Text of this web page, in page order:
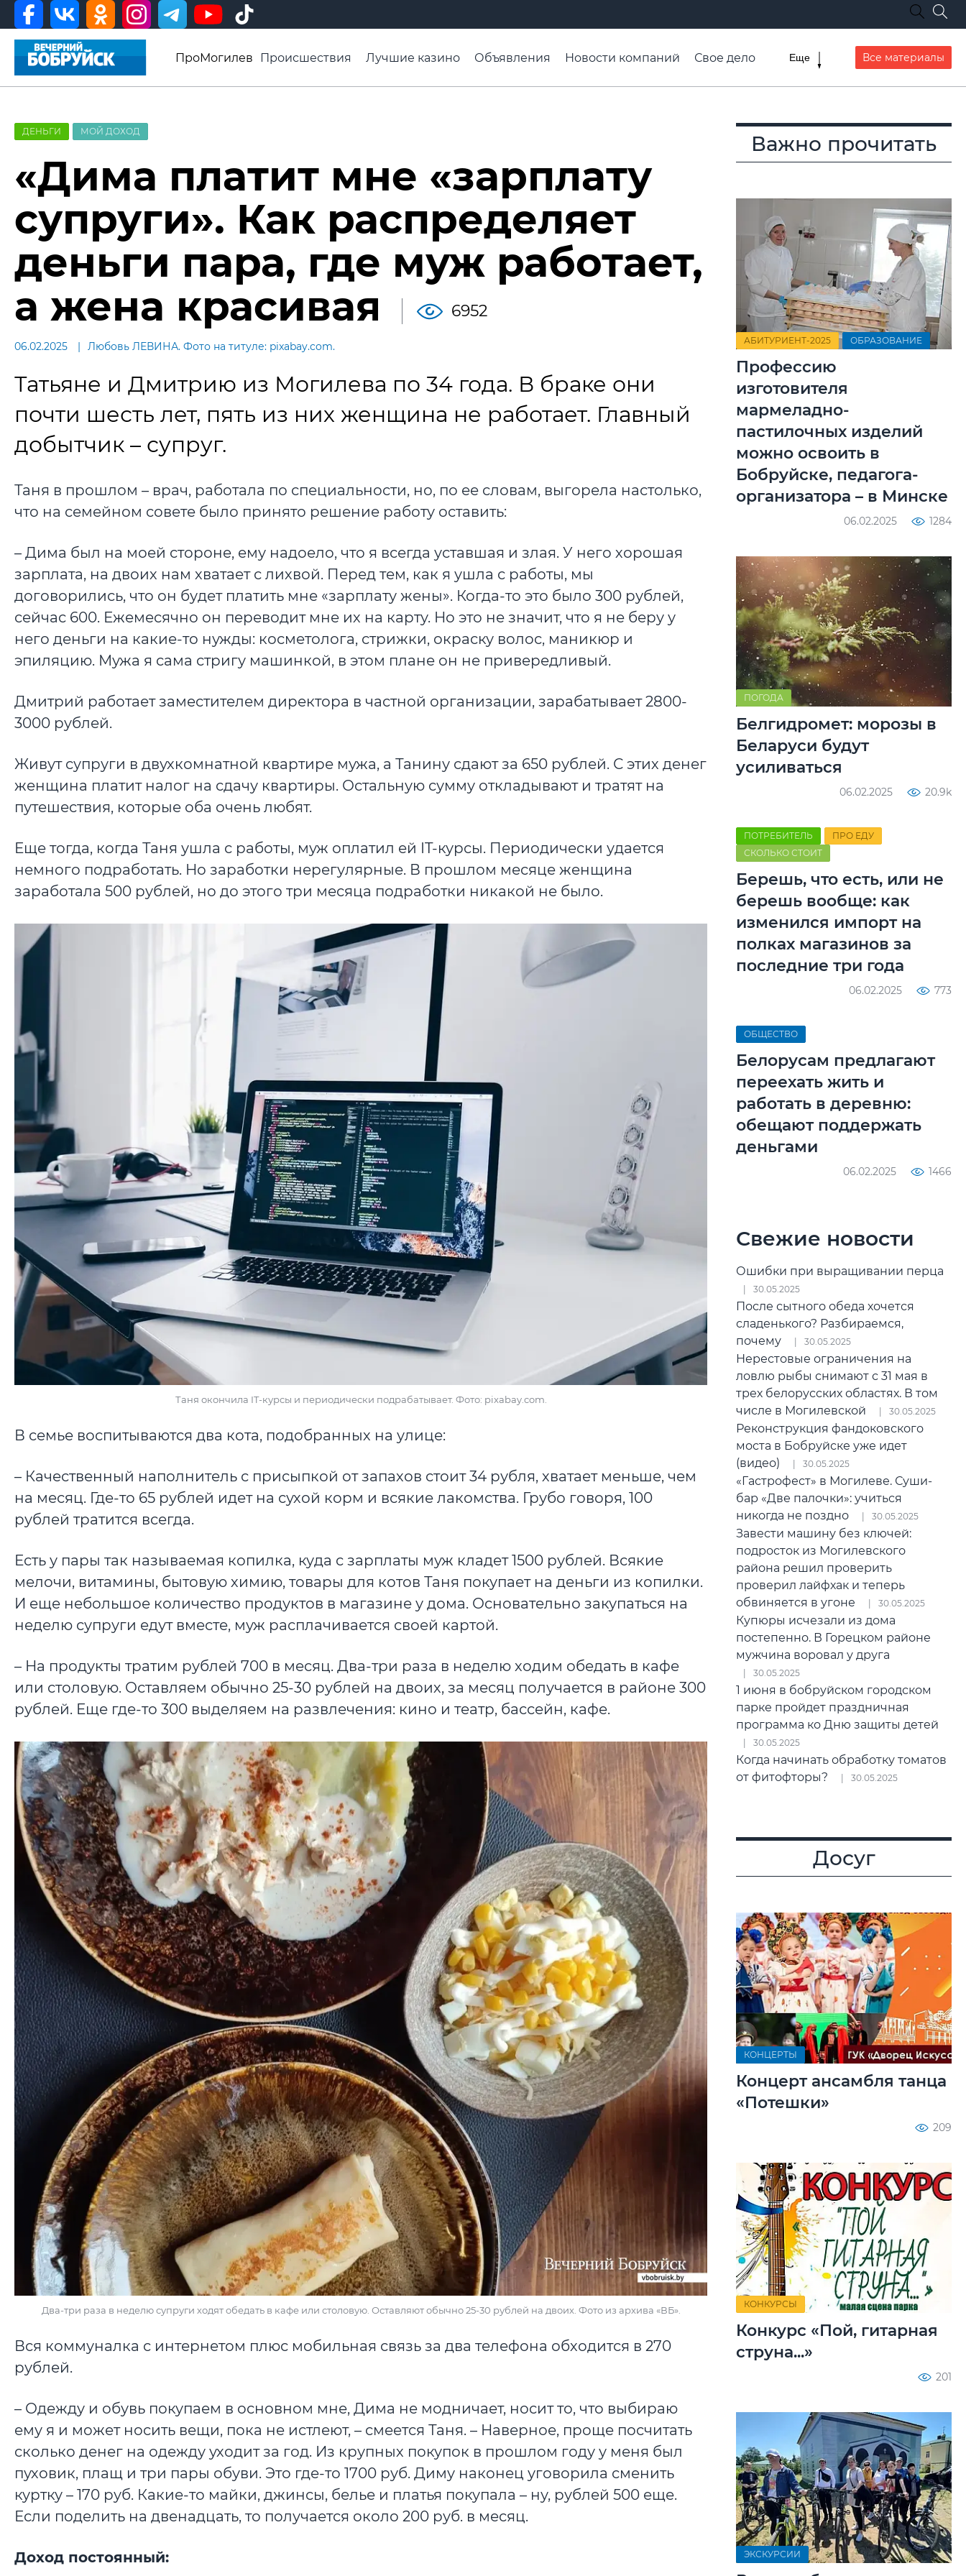
ПроМогилев Происшествия Лучшие казино Объявления Новости компаний
Свое дело
Видео ВБ
Еще Все материалы
ДЕНЬГИ МОЙ ДОХОД
«Дима платит мне «зарплату
супруги». Как распределяет
деньги пара, где муж работает,
а жена красивая
6952
06.02.2025 Любовь ЛЕВИНА. Фото на титуле: pixabay.com.
Татьяне и Дмитрию из Могилева по 34 года. В браке они
почти шесть лет, пять из них женщина не работает. Главный
добытчик – супруг.
Таня в прошлом – врач, работала по специальности, но, по ее словам, выгорела настолько,
что на семейном совете было принято решение работу оставить:
– Дима был на моей стороне, ему надоело, что я всегда уставшая и злая. У него хорошая
зарплата, на двоих нам хватает с лихвой. Перед тем, как я ушла с работы, мы
договорились, что он будет платить мне «зарплату жены». Когда-то это было 300 рублей,
сейчас 600. Ежемесячно он переводит мне их на карту. Но это не значит, что я не беру у
него деньги на какие-то нужды: косметолога, стрижки, окраску волос, маникюр и
эпиляцию. Мужа я сама стригу машинкой, в этом плане он не привередливый.
Дмитрий работает заместителем директора в частной организации, зарабатывает 2800-
3000 рублей.
Живут супруги в двухкомнатной квартире мужа, а Танину сдают за 650 рублей. С этих денег
женщина платит налог на сдачу квартиры. Остальную сумму откладывают и тратят на
путешествия, которые оба очень любят.
Еще тогда, когда Таня ушла с работы, муж оплатил ей IT-курсы. Периодически удается
немного подработать. Но заработки нерегулярные. В прошлом месяце женщина
заработала 500 рублей, но до этого три месяца подработки никакой не было.
Таня окончила IT-курсы и периодически подрабатывает. Фото: pixabay.com.
В семье воспитываются два кота, подобранных на улице:
– Качественный наполнитель с присыпкой от запахов стоит 34 рубля, хватает меньше, чем
на месяц. Где-то 65 рублей идет на сухой корм и всякие лакомства. Грубо говоря, 100
рублей тратится всегда.
Есть у пары так называемая копилка, куда с зарплаты муж кладет 1500 рублей. Всякие
мелочи, витамины, бытовую химию, товары для котов Таня покупает на деньги из копилки.
И еще небольшое количество продуктов в магазине у дома. Основательно закупаться на
неделю супруги едут вместе, муж расплачивается своей картой.
– На продукты тратим рублей 700 в месяц. Два-три раза в неделю ходим обедать в кафе
или столовую. Оставляем обычно 25-30 рублей на двоих, за месяц получается в районе 300
рублей. Еще где-то 300 выделяем на развлечения: кино и театр, бассейн, кафе.
Два-три раза в неделю супруги ходят обедать в кафе или столовую. Оставляют обычно 25-30 рублей на двоих. Фото из архива «ВБ».
Вся коммуналка с интернетом плюс мобильная связь за два телефона обходится в 270
рублей.
– Одежду и обувь покупаем в основном мне, Дима не модничает, носит то, что выбираю
ему я и может носить вещи, пока не истлеют, – смеется Таня. – Наверное, проще посчитать
сколько денег на одежду уходит за год. Из крупных покупок в прошлом году у меня был
пуховик, плащ и три пары обуви. Это где-то 1700 руб. Диму наконец уговорила сменить
куртку – 170 руб. Какие-то майки, джинсы, белье и платья покупала – ну, рублей 500 еще.
Если поделить на двенадцать, то получается около 200 руб. в месяц.
Доход постоянный:
Важно прочитать
АБИТУРИЕНТ-2025 ОБРАЗОВАНИЕ
Профессию
изготовителя
мармеладно-
пастилочных изделий
можно освоить в
Бобруйске, педагога-
организатора – в Минске
06.02.2025 1284
ПОГОДА
Белгидромет: морозы в
Беларуси будут
усиливаться
06.02.2025 20.9k
ПОТРЕБИТЕЛЬ
ПРО ЕДУ
СКОЛЬКО СТОИТ
Берешь, что есть, или не
берешь вообще: как
изменился импорт на
полках магазинов за
последние три года
06.02.2025 773
ОБЩЕСТВО
Белорусам предлагают
переехать жить и
работать в деревню:
обещают поддержать
деньгами
06.02.2025 1466
Свежие новости
Ошибки при выращивании перца
30.05.2025
После сытного обеда хочется
сладенького? Разбираемся,
почему
30.05.2025
Нерестовые ограничения на
ловлю рыбы снимают с 31 мая в
трех белорусских областях. В том
числе в Могилевской
30.05.2025
Реконструкция фандоковского
моста в Бобруйске уже идет
(видео)
30.05.2025
«Гастрофест» в Могилеве. Суши-
бар «Две палочки»: учиться
никогда не поздно
30.05.2025
Завести машину без ключей:
подросток из Могилевского
района решил проверить
проверил лайфхак и теперь
обвиняется в угоне
30.05.2025
Купюры исчезали из дома
постепенно. В Горецком районе
мужчина воровал у друга
30.05.2025
1 июня в бобруйском городском
парке пройдет праздничная
программа ко Дню защиты детей
30.05.2025
Когда начинать обработку томатов
от фитофторы?
30.05.2025
Досуг
КОНЦЕРТЫ
Концерт ансамбля танца
«Потешки»
209
КОНКУРСЫ
Конкурс «Пой, гитарная
струна...»
201
ЭКСКУРСИИ